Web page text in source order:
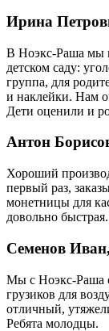
Ирина
В Ноэкс-Раша мы
детском саду:
группа, для
и наклейки. Нам
Дети оценили и
Антон
Хороший
первый раз,
монетницы для
довольно быстрая.
Семенов
Мы с Ноэкс-Раша
грузиков для
отличный,
Ребята молодцы.